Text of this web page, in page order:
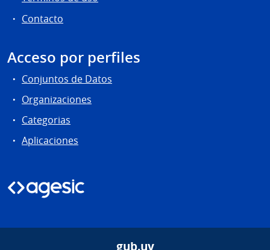
Contacto
Acceso por perfiles
Conjuntos de Datos
Organizaciones
Categorias
Aplicaciones
gub.uy